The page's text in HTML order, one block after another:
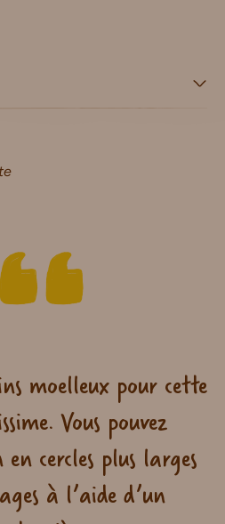
moelleux pour cette
Vous pouvez
cercles plus larges
à l’aide d’un